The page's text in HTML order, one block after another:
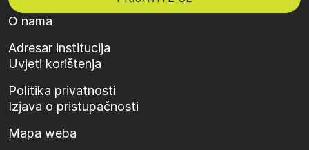
O nama
Adresar institucija
Uvjeti korištenja
Politika privatnosti
Izjava o pristupačnosti
Mapa weba